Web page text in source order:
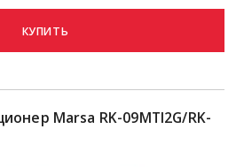
КУПИТЬ
Marsa RK-09MTI2G/RK-